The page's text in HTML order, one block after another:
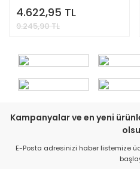
4.622,95 TL
9.245,90 TL
Kampanyalar ve en yeni
E-Posta adresinizi haber listemize